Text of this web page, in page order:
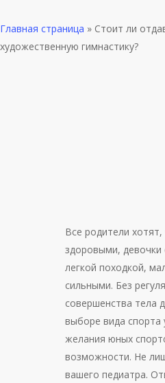
Главная страница » Стоит ли
художественную гимнастику?
Все родители
здоровыми, девочки
легкой походкой,
сильными. Без
совершенства тела
выборе вида
желания юных
возможности. Не
вашего педиатра.